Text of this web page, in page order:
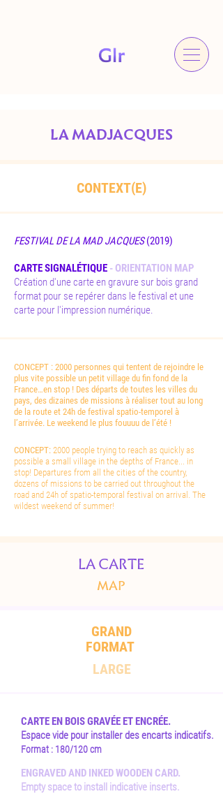
LA MADJACQUES
CONTEXT(E)
FESTIVAL DE LA MAD JACQUES(2019)
CARTE SIGNALÉTIQUE - ORIENTATION MAP
Création d'une carte en gravure sur bois grand
format pour se repérer dans le festival et une
carte pour l'impression numérique.
CONCEPT : 2000 personnes qui tentent de rejoindre le
plus vite possible un petit village du fin fond de la
France…en stop ! Des départs de toutes les villes du
pays, des dizaines de missions à réaliser tout au long
de la route et 24h de festival spatio-temporel à
l’arrivée. Le weekend le plus fouuuu de l’été !
CONCEPT: 2000 people trying to reach as quickly as
possible a small village in the depths of France... in
stop! Departures from all the cities of the country,
dozens of missions to be carried out throughout the
road and 24h of spatio-temporal festival on arrival. The
wildest weekend of summer!
LA CARTE
MAP
GRAND
FORMAT
LARGE
CARTE EN BOIS GRAVÉE ET ENCRÉE.
Espace vide pour installer des encarts indicatifs.
Format : 180/120 cm
ENGRAVED AND INKED WOODEN CARD.
Empty space to install indicative inserts.